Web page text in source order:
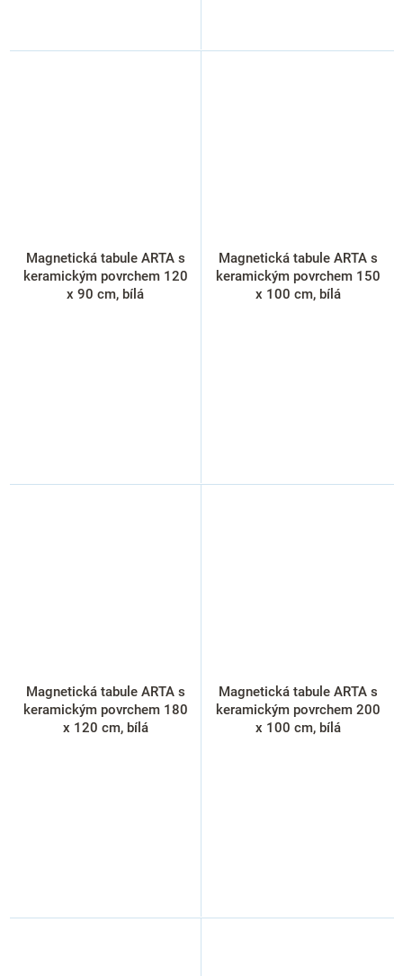
Magnetická tabule ARTA s
keramickým povrchem 120
x 90 cm, bílá
Magnetická tabule ARTA s
keramickým povrchem 150
x 100 cm, bílá
Magnetická tabule ARTA s
keramickým povrchem 180
x 120 cm, bílá
Magnetická tabule ARTA s
keramickým povrchem 200
x 100 cm, bílá